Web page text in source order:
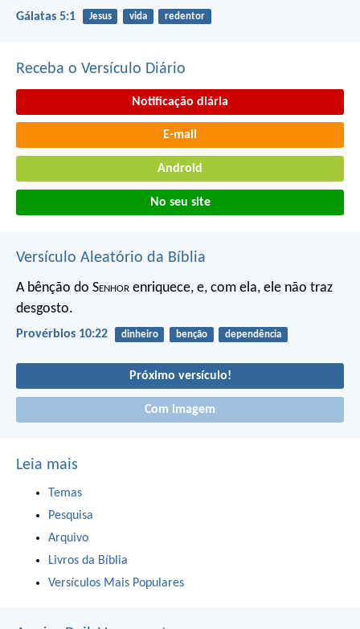
Gálatas 5:1 Jesus vida redentor
Receba o Versículo Diário
Notificação diária
E-mail
Android
No seu site
Versículo Aleatório da Bíblia
A bênção do Senhor enriquece, e, com ela, ele não traz
desgosto.
Provérbios 10:22 dinheiro benção dependência
Próximo versículo!
Com imagem
Leia mais
Temas
Pesquisa
Arquivo
Livros da Bíblia
Versículos Mais Populares